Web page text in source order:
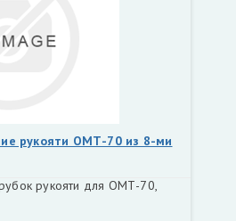
рукояти ОМТ-70 из 8-ми
рукояти для ОМТ-70,